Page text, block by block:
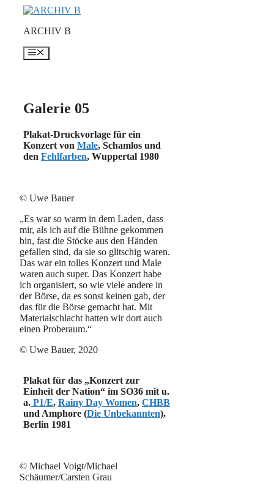
springenARCHIV B
Menü
Galerie 05
Plakat-Druckvorlage für ein
Konzert von Male, Schamlos und
den Fehlfarben, Wuppertal 1980
© Uwe Bauer
„Es war so warm in dem Laden, dass
mir, als ich auf die Bühne gekommen
bin, fast die Stöcke aus den Händen
gefallen sind, da sie so glitschig waren.
Das war ein tolles Konzert und Male
waren auch super. Das Konzert habe
ich organisiert, so wie viele andere in
der Börse, da es sonst keinen gab, der
das für die Börse gemacht hat. Mit
Materialschlacht hatten wir dort auch
einen Proberaum.“
© Uwe Bauer, 2020
Plakat für das „Konzert zur
Einheit der Nation“ im SO36 mit u.
a. P1/E, Rainy Day Women, CHBB
und Amphore (Die Unbekannten),
Berlin 1981
© Michael Voigt/Michael
Schäumer/Carsten Grau